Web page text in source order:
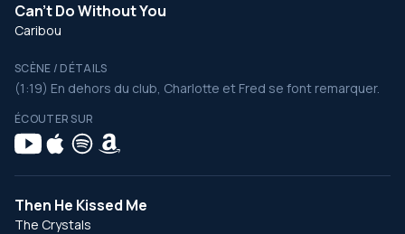
Can't Do Without You
Caribou
SCÈNE / DÉTAILS
(1:19) En dehors du club, Charlotte et Fred se font remarquer.
ÉCOUTER SUR
Then He Kissed Me
The Crystals